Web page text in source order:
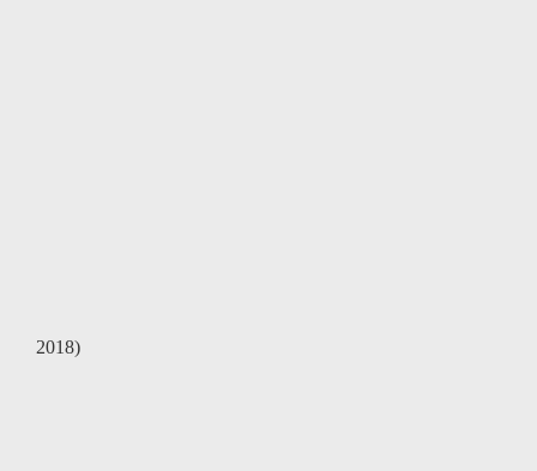
2018)